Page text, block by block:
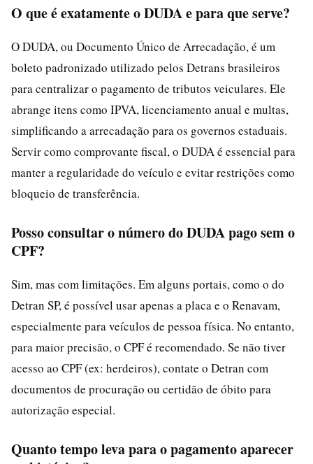
O que é exatamente o DUDA e para que serve?
O DUDA, ou Documento Único de Arrecadação, é um
boleto padronizado utilizado pelos Detrans brasileiros
para centralizar o pagamento de tributos veiculares. Ele
abrange itens como IPVA, licenciamento anual e multas,
simplificando a arrecadação para os governos estaduais.
Servir como comprovante fiscal, o DUDA é essencial para
manter a regularidade do veículo e evitar restrições como
bloqueio de transferência.
Posso consultar o número do DUDA pago sem o
CPF?
Sim, mas com limitações. Em alguns portais, como o do
Detran SP, é possível usar apenas a placa e o Renavam,
especialmente para veículos de pessoa física. No entanto,
para maior precisão, o CPF é recomendado. Se não tiver
acesso ao CPF (ex: herdeiros), contate o Detran com
documentos de procuração ou certidão de óbito para
autorização especial.
Quanto tempo leva para o pagamento aparecer